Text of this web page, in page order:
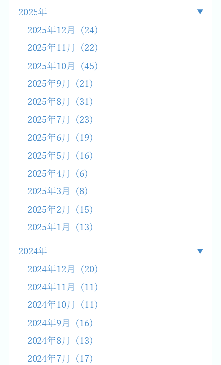
2025年
2025年12月 (24)
2025年11月 (22)
2025年10月 (45)
2025年9月 (21)
2025年8月 (31)
2025年7月 (23)
2025年6月 (19)
2025年5月 (16)
2025年4月 (6)
2025年3月 (8)
2025年2月 (15)
2025年1月 (13)
2024年
2024年12月 (20)
2024年11月 (11)
2024年10月 (11)
2024年9月 (16)
2024年8月 (13)
2024年7月 (17)